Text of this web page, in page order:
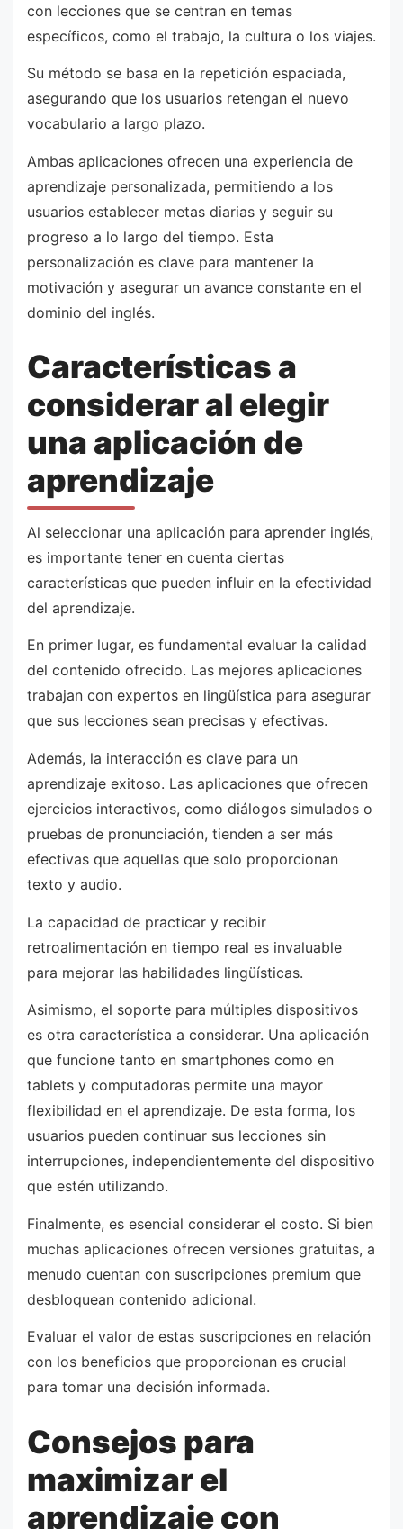
con lecciones que se centran en temas
específicos, como el trabajo, la cultura o los viajes.
Su método se basa en la repetición espaciada,
asegurando que los usuarios retengan el nuevo
vocabulario a largo plazo.
Ambas aplicaciones ofrecen una experiencia de
aprendizaje personalizada, permitiendo a los
usuarios establecer metas diarias y seguir su
progreso a lo largo del tiempo. Esta
personalización es clave para mantener la
motivación y asegurar un avance constante en el
dominio del inglés.
Características a
considerar al elegir
una aplicación de
aprendizaje
Al seleccionar una aplicación para aprender inglés,
es importante tener en cuenta ciertas
características que pueden influir en la efectividad
del aprendizaje.
En primer lugar, es fundamental evaluar la calidad
del contenido ofrecido. Las mejores aplicaciones
trabajan con expertos en lingüística para asegurar
que sus lecciones sean precisas y efectivas.
Además, la interacción es clave para un
aprendizaje exitoso. Las aplicaciones que ofrecen
ejercicios interactivos, como diálogos simulados o
pruebas de pronunciación, tienden a ser más
efectivas que aquellas que solo proporcionan
texto y audio.
La capacidad de practicar y recibir
retroalimentación en tiempo real es invaluable
para mejorar las habilidades lingüísticas.
Asimismo, el soporte para múltiples dispositivos
es otra característica a considerar. Una aplicación
que funcione tanto en smartphones como en
tablets y computadoras permite una mayor
flexibilidad en el aprendizaje. De esta forma, los
usuarios pueden continuar sus lecciones sin
interrupciones, independientemente del dispositivo
que estén utilizando.
Finalmente, es esencial considerar el costo. Si bien
muchas aplicaciones ofrecen versiones gratuitas, a
menudo cuentan con suscripciones premium que
desbloquean contenido adicional.
Evaluar el valor de estas suscripciones en relación
con los beneficios que proporcionan es crucial
para tomar una decisión informada.
Consejos para
maximizar el
aprendizaje con